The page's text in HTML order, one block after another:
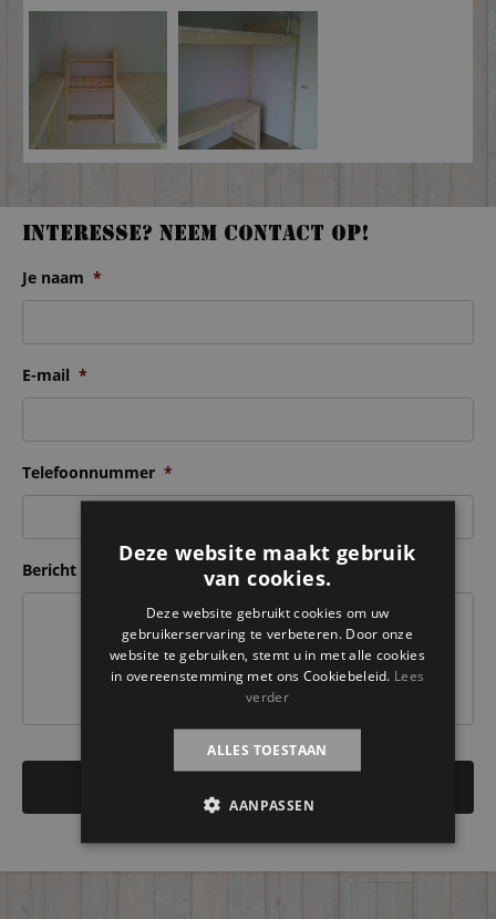
Interesse? Neem contact op!
Je naam *
E-mail *
Telefoonnummer *
Bericht
Deze website maakt gebruik
van cookies.
Deze website gebruikt cookies om uw
gebruikerservaring te verbeteren. Door onze
website te gebruiken, stemt u in met alle cookies
in overeenstemming met ons Cookiebeleid. Lees
verder
ALLES TOESTAAN
AANPASSEN